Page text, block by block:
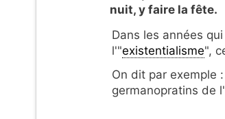
nuit, y faire la fête.
Dans les années
l'"existentialisme",
On dit par exemple
germanopratins de